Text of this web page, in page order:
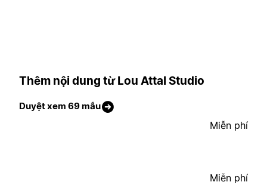
Thêm nội dung từ Lou Attal Studio
Duyệt xem 69 mẫu
Miễn phí
Miễn phí